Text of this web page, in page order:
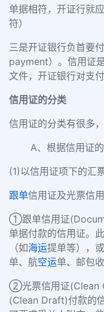
单据相符，开证行就
符）
三是开证银行负首要
payment）。信用证
文件，开证银行对支
信用证的分类
信用证的分类有很多
A、根据信用证
(1)以信用证项下的汇
跟单信用证及光票信用
①跟单信用证
单据付款的信用证。
（如海运提单等），
单、航空运单、邮包
②光票信用证(Clean
(Clean Draft)付款的